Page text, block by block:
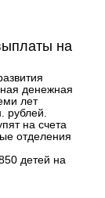
на
денежная
лет
рублей.
на счета
отделения
детей на